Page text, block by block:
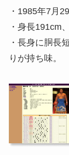
・1985年7月
・身長191cm
・長身に胴長
りが持ち味。